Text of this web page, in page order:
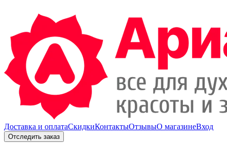
Доставка и оплатаСкидкиКонтактыОтзывыО магазинеВход
Отследить заказ